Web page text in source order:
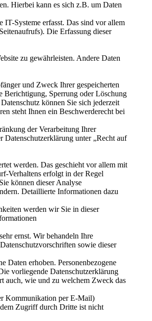
Hierbei kann es sich z.B. um Daten
IT-Systeme erfasst. Das sind vor allem
Die Erfassung dieser
zu gewährleisten. Andere Daten
und Zweck Ihrer gespeicherten
Berichtigung, Sperrung oder Löschung
können Sie sich jederzeit
steht Ihnen ein Beschwerderecht bei
der Verarbeitung Ihrer
Datenschutzerklärung unter „Recht auf
werden. Das geschieht vor allem mit
Verhaltens erfolgt in der Regel
können dieser Analyse
Detaillierte Informationen dazu
werden wir Sie in dieser
ernst. Wir behandeln Ihre
sowie dieser
Daten erhoben. Personenbezogene
vorliegende Datenschutzerklärung
auch, wie und zu welchem Zweck das
Kommunikation per E-Mail)
Zugriff durch Dritte ist nicht